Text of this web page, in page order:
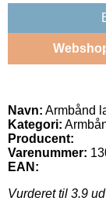
Navn: Armbånd
Kategori:
Producent:
Varenummer:
EAN:
Vurderet til 3.9